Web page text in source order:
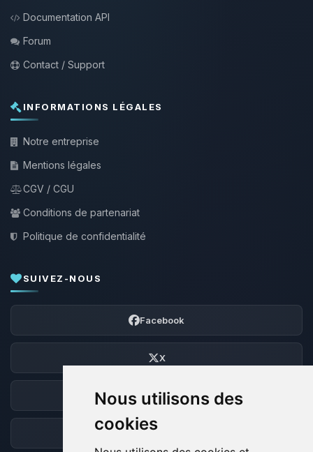
Nous utilisons des
cookies
Documentation API
Forum
Contact / Support
INFORMATIONS LÉGALES
Notre entreprise
Mentions légales
CGV / CGU
Conditions de partenariat
Politique de confidentialité
SUIVEZ-NOUS
Facebook
X
Discord
Forum